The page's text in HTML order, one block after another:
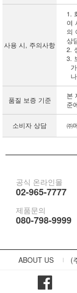
사용 시, 주의사항
1.
여
의
상
2.
3.
품질 보증 기준
본
준
소비자 상담 ㈜
공식 온라인몰
02-965-7777
제품문의
080-798-9999
ABOUT US | (